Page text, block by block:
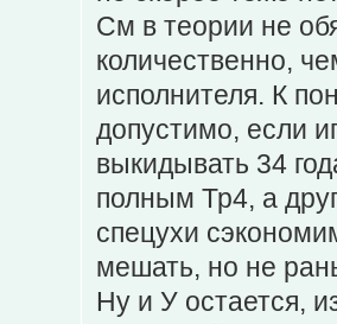
См в теории не
количественно,
исполнителя. К
допустимо, если
выкидывать 34
полным Тр4, а
спецухи
мешать, но не
Ну и У остается,